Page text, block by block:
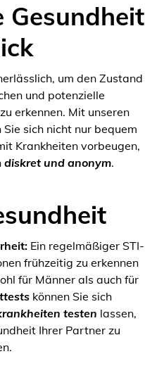
Gesundheit
um den Zustand
und potenzielle
erkennen. Mit unseren
sich nicht nur bequem
Krankheiten vorbeugen,
diskret und anonym.
Ein regelmäßiger STI-
frühzeitig zu erkennen
für Männer als auch für
können Sie sich
testen lassen,
Ihrer Partner zu